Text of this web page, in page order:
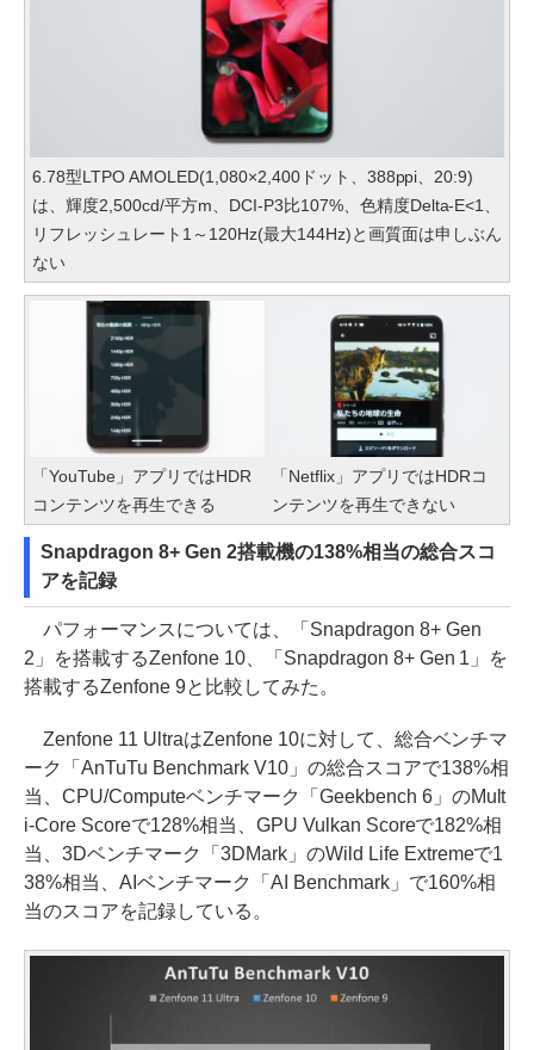
6.78型LTPO AMOLED(1,080×2,400ドット、388ppi、20:9)
は、輝度2,500cd/平方m、DCI-P3比107%、色精度Delta-E<1、
リフレッシュレート1～120Hz(最大144Hz)と画質面は申しぶん
ない
「YouTube」アプリではHDR
コンテンツを再生できる
「Netflix」アプリではHDRコ
ンテンツを再生できない
Snapdragon 8+ Gen 2搭載機の138%相当の総合スコ
アを記録
パフォーマンスについては、「Snapdragon 8+ Gen
2」を搭載するZenfone 10、「Snapdragon 8+ Gen 1」を
搭載するZenfone 9と比較してみた。
Zenfone 11 UltraはZenfone 10に対して、総合ベンチマ
ーク「AnTuTu Benchmark V10」の総合スコアで138%相
当、CPU/Computeベンチマーク「Geekbench 6」のMult
i-Core Scoreで128%相当、GPU Vulkan Scoreで182%相
当、3Dベンチマーク「3DMark」のWild Life Extremeで1
38%相当、AIベンチマーク「AI Benchmark」で160%相
当のスコアを記録している。